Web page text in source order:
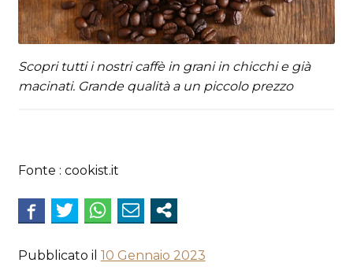
Scopri tutti i nostri caffè in grani in chicchi e già
macinati. Grande qualità a un piccolo prezzo
Fonte : cookist.it
Pubblicato il 10 Gennaio 2023